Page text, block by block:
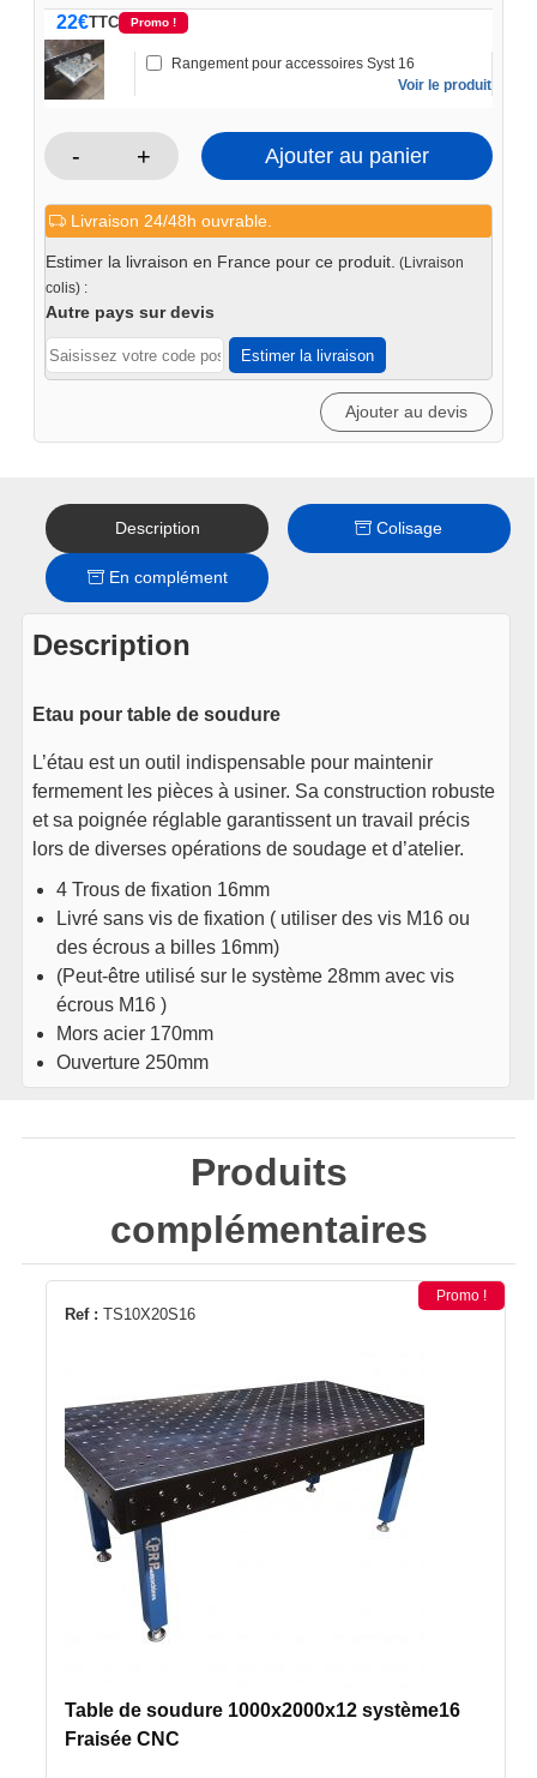
Rangement pour accessoires Syst 16
Voir le produit
22€TTC Promo !
-
quantité
Etau
pour
de
soudure
+ Ajouter au panier
Livraison 24/48h ouvrable.
Estimer la livraison en France pour ce produit. (Livraison
colis) :
Autre pays sur devis
Estimer la livraison
Ajouter au devis
Description Colisage
En complément
Description
Etau pour table de soudure
L’étau est un outil indispensable pour maintenir
fermement les pièces à usiner. Sa construction robuste
et sa poignée réglable garantissent un travail précis
lors de diverses opérations de soudage et d’atelier.
4 Trous de fixation 16mm
Livré sans vis de fixation ( utiliser des vis M16 ou
des écrous a billes 16mm)
(Peut-être utilisé sur le système 28mm avec vis
écrous M16 )
Mors acier 170mm
Ouverture 250mm
Produits
complémentaires
Ref : TS10X20S16
Promo !
Table de soudure 1000x2000x12 système16
Fraisée CNC